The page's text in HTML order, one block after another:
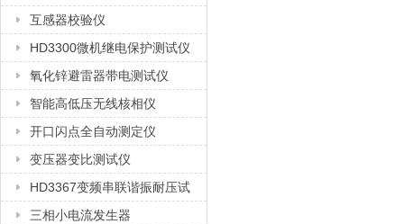
互感器校验仪
HD3300微机继电保护测试仪
氧化锌避雷器带电测试仪
智能高低压无线核相仪
开口闪点全自动测定仪
变压器变比测试仪
HD3367变频串联谐振耐压试
验装置
三相小电流发生器